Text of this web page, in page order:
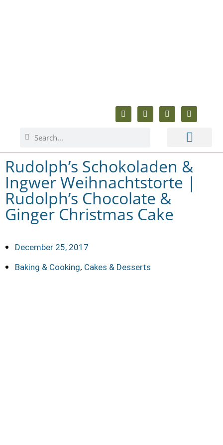
Rudolph’s Schokoladen &
Ingwer Weihnachtstorte |
Rudolph’s Chocolate &
Ginger Christmas Cake
December 25, 2017
Baking & Cooking, Cakes & Desserts